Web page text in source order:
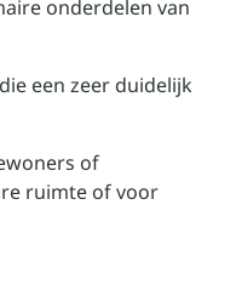
onderdelen van
een zeer duidelijk
of
ruimte of voor